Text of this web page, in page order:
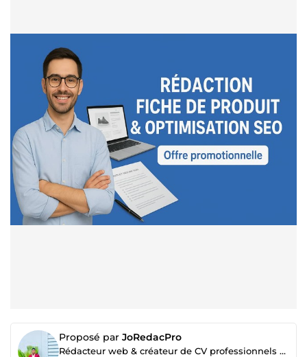
Proposé par JoRedacPro
Rédacteur web & créateur de CV professionnels – Correction, traduction et rédaction sur mesure